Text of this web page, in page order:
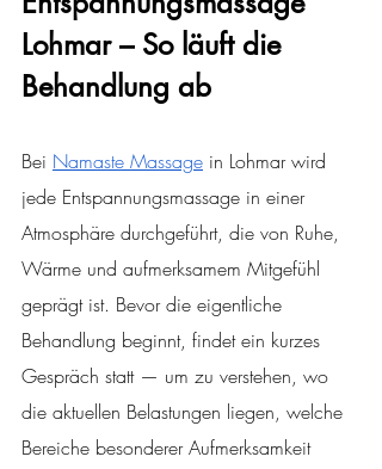
Lohmar – So läuft die
Behandlung ab
Bei Namaste Massage in Lohmar wird
jede Entspannungsmassage in einer
Atmosphäre durchgeführt, die von Ruhe,
Wärme und aufmerksamem Mitgefühl
geprägt ist. Bevor die eigentliche
Behandlung beginnt, findet ein kurzes
Gespräch statt — um zu verstehen, wo
die aktuellen Belastungen liegen, welche
Bereiche besonderer Aufmerksamkeit